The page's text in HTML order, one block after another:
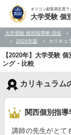
オリコン顧客満足度ラ
大学受験 個
大学受験 個別指導塾 現役
2020年版
カリキュ
【2020年】大学受験
ング・比較
カリキュラム
関西個別指導
講師の先生がとて